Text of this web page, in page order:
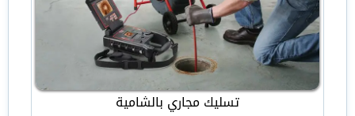
تسليك مجاري بالشامية